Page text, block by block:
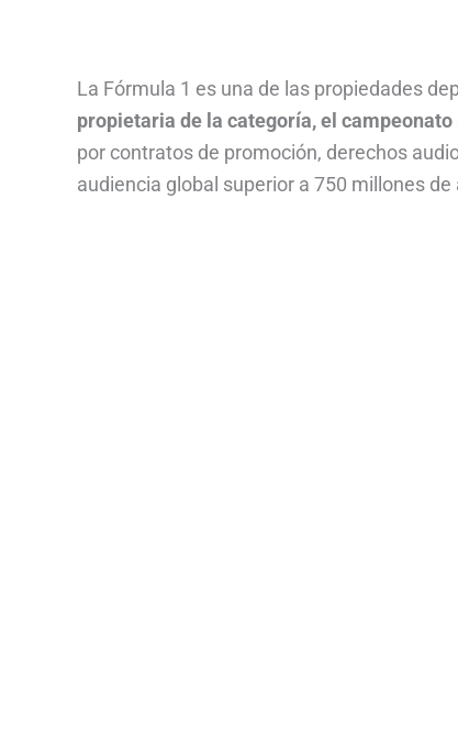
La Fórmula 1 es una de las propiedades
propietaria de la categoría, el
por contratos de promoción, derechos
audiencia global superior a 750 millones de